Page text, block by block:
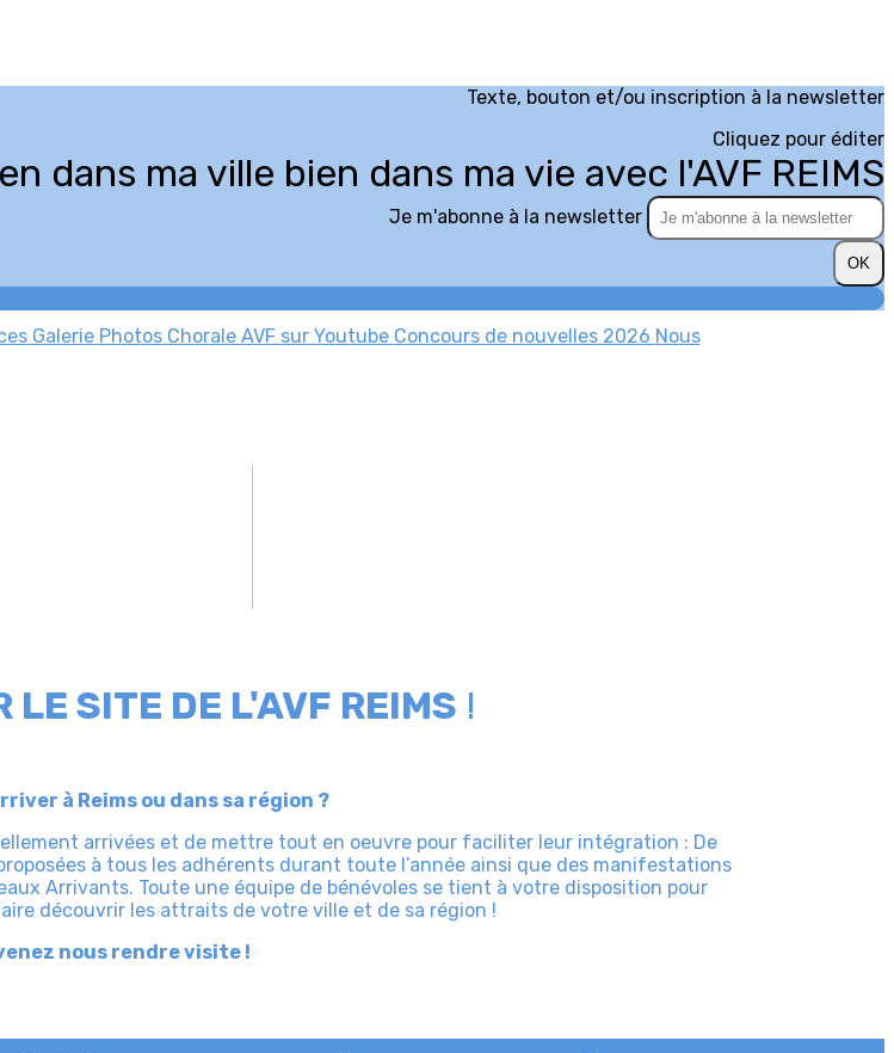
Texte, bouton et/ou inscription à la newsletter
Cliquez pour éditer
dans ma ville bien dans ma vie avec l'AVF REIMS
Je m'abonne à la newsletter
OK
Galerie Photos Chorale AVF sur Youtube Concours de nouvelles 2026 Nous
LE SITE DE L'AVF REIMS !
à Reims ou dans sa région ?
arrivées et de mettre tout en oeuvre pour faciliter leur intégration : De
à tous les adhérents durant toute l’année ainsi que des manifestations
Arrivants. Toute une équipe de bénévoles se tient à votre disposition pour
découvrir les attraits de votre ville et de sa région !
nous rendre visite !